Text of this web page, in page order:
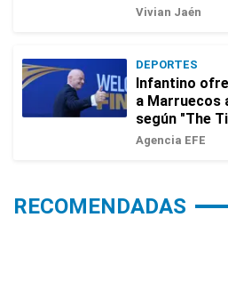
Vivian Jaén
DEPORTES
Infantino
a Marruecos
según "The
Agencia EFE
RECOMENDADAS